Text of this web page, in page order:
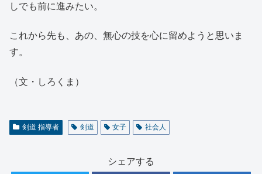
しでも前に進みたい。
これから先も、あの、無心の技を心に留めようと思いま
す。
（文・しろくま）
剣道 指導者 剣道 女子 社会人
シェアする